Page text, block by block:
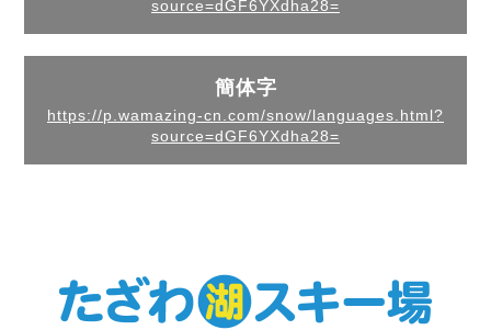
source=dGF6YXdha28=
簡体字
https://p.wamazing-cn.com/snow/languages.html?
source=dGF6YXdha28=